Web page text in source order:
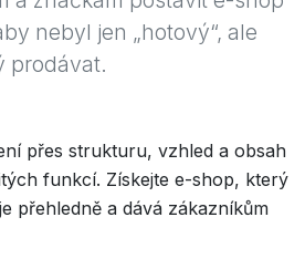
nebyl jen „hotový“, ale
prodávat.
přes strukturu, vzhled a obsah
funkcí. Získejte e-shop, který
přehledně a dává zákazníkům